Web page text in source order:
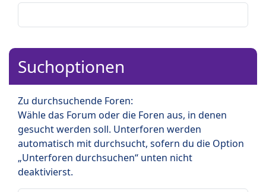
Suchoptionen
Zu durchsuchende Foren:
Wähle das Forum oder die Foren aus, in denen
gesucht werden soll. Unterforen werden
automatisch mit durchsucht, sofern du die Option
„Unterforen durchsuchen“ unten nicht
deaktivierst.